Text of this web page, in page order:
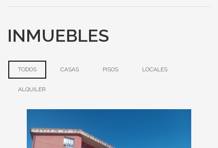
INMUEBLES
TODOS (SOLAPA ACTIVA)
CASAS PISOS LOCALES
ALQUILER